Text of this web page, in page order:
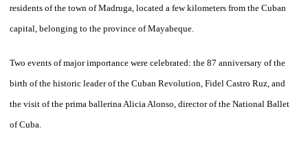
residents of the town of Madruga, located a few kilometers from the Cuban
capital, belonging to the province of Mayabeque.
Two events of major importance were celebrated: the 87 anniversary of the
birth of the historic leader of the Cuban Revolution, Fidel Castro Ruz, and
the visit of the prima ballerina Alicia Alonso, director of the National Ballet
of Cuba.